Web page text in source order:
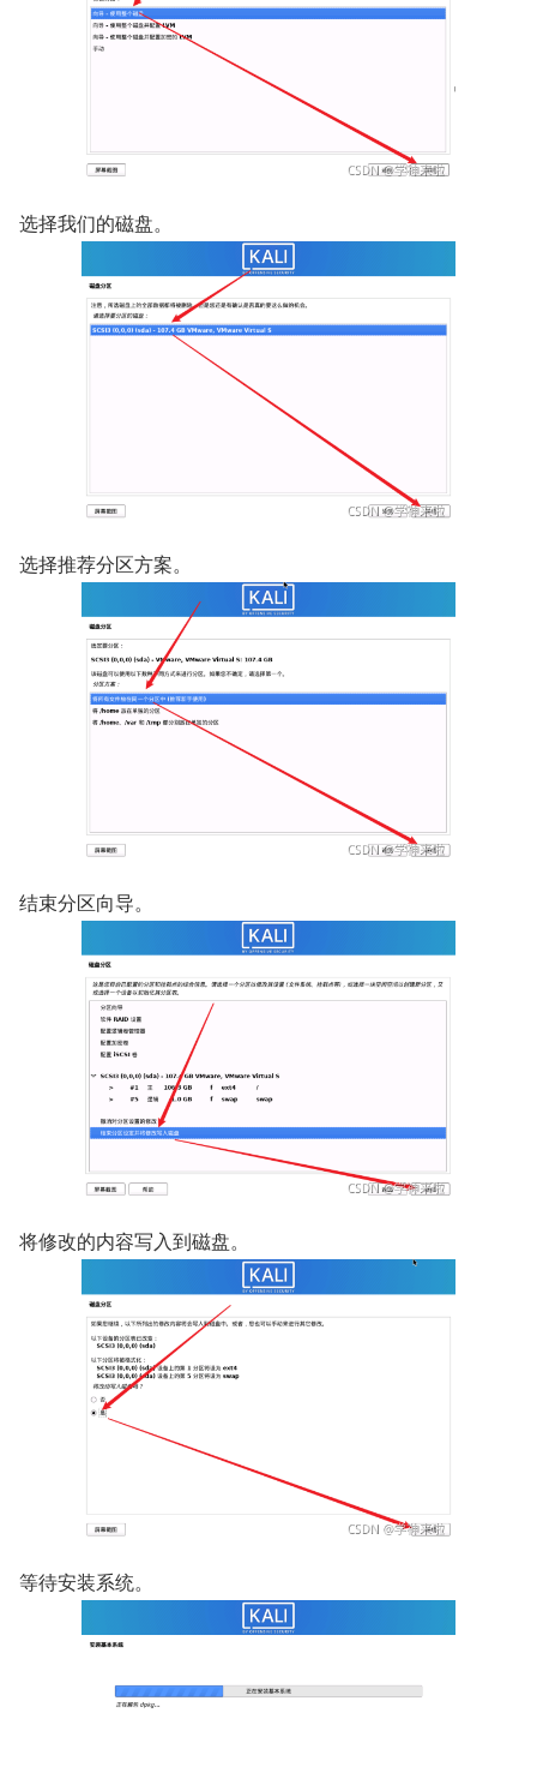
选择我们的磁盘。
选择推荐分区方案。
结束分区向导。
将修改的内容写入到磁盘。
等待安装系统。